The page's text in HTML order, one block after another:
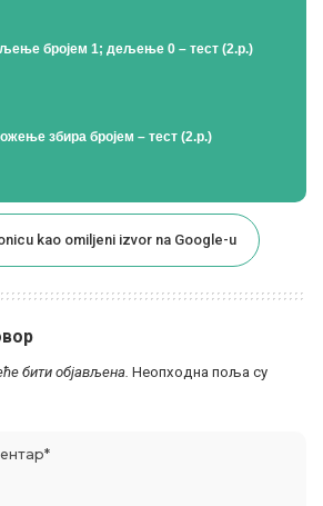
бројем 1; дељење 0 – тест (2.р.)
збира бројем – тест (2.р.)
kao omiljeni izvor na Google-u
бити објављена. Неопходна поља су